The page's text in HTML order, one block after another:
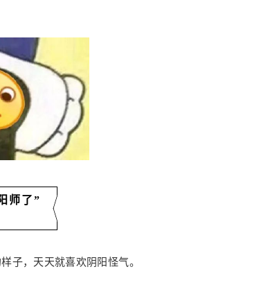
师了”
子，天天就喜欢阴阳怪气。